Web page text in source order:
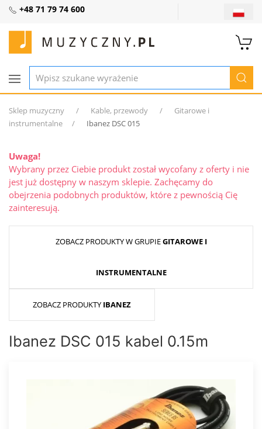
+48 71 79 74 600
Sklep muzyczny Kable, przewody
Gitarowe i
instrumentalne
Ibanez DSC 015
Uwaga!
Wybrany przez Ciebie produkt został wycofany z oferty i nie
jest już dostępny w naszym sklepie. Zachęcamy do
obejrzenia podobnych produktów, które z pewnością Cię
zainteresują.
ZOBACZ PRODUKTY W GRUPIEGITAROWE I
INSTRUMENTALNE
ZOBACZ PRODUKTY IBANEZ
Ibanez DSC 015 kabel 0.15m